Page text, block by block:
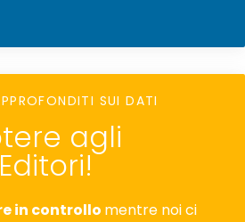
SUI DATI
agli
Editori!
in controllo mentre noi ci